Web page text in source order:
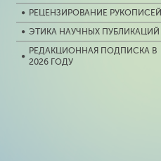
РЕЦЕНЗИРОВАНИЕ РУКОПИСЕЙ
ЭТИКА НАУЧНЫХ ПУБЛИКАЦИЙ
РЕДАКЦИОННАЯ ПОДПИСКА В
2026 ГОДУ